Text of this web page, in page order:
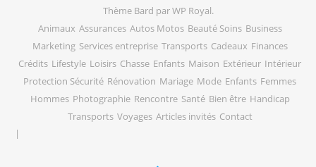
Thème Bard parWP Royal.
Animaux Assurances Autos Motos Beauté Soins Business
Marketing Services entreprise Transports Cadeaux Finances
Crédits Lifestyle Loisirs Chasse Enfants Maison Extérieur Intérieur
Protection Sécurité Rénovation Mariage Mode Enfants Femmes
Hommes Photographie Rencontre Santé Bien être Handicap
Transports Voyages Articles invités Contact